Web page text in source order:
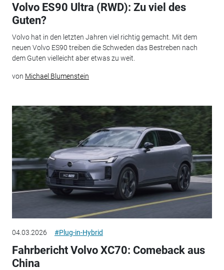
Volvo ES90 Ultra (RWD): Zu viel des
Guten?
Volvo hat in den letzten Jahren viel richtig gemacht. Mit dem
neuen Volvo ES90 treiben die Schweden das Bestreben nach
dem Guten vielleicht aber etwas zu weit.
von Michael Blumenstein
04.03.2026 #Plug-in-Hybrid
Fahrbericht Volvo XC70: Comeback aus
China